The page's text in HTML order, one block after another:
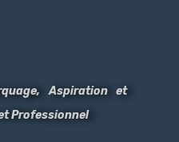
Aspiration et
Professionnel